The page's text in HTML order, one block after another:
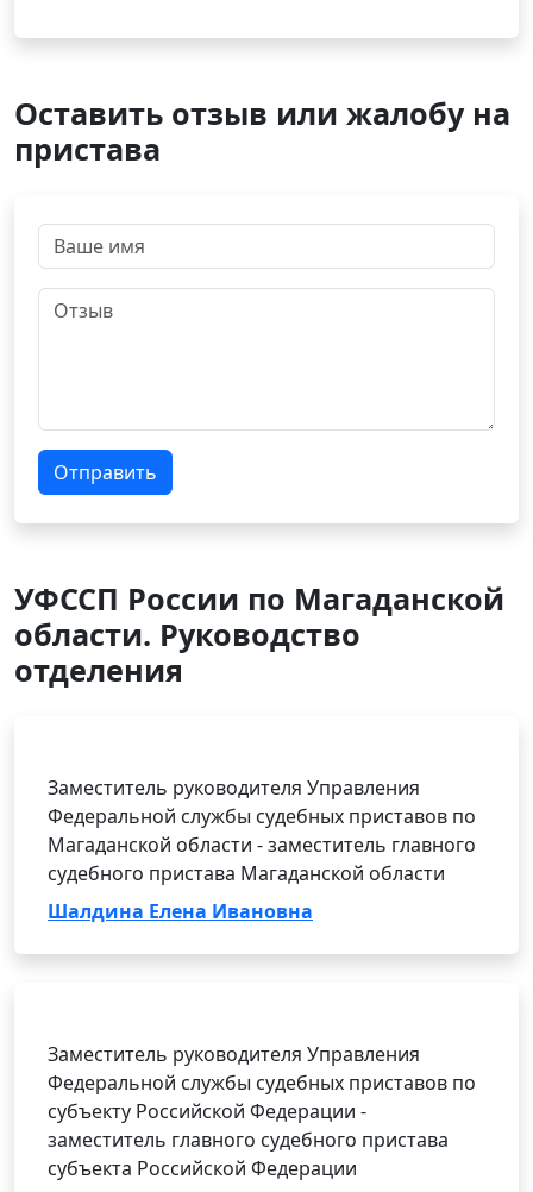
Оставить отзыв или жалобу на
пристава
Отправить
УФССП России по Магаданской
области. Руководство
отделения
Заместитель руководителя Управления
Федеральной службы судебных приставов по
Магаданской области - заместитель главного
судебного пристава Магаданской области
Шалдина Елена Ивановна
Заместитель руководителя Управления
Федеральной службы судебных приставов по
субъекту Российской Федерации -
заместитель главного судебного пристава
субъекта Российской Федерации